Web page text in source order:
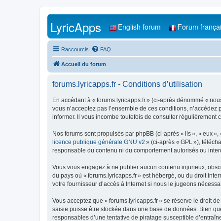
LyricApps English forum Forum
Raccourcis FAQ
Accueil du forum
forums.lyricapps.fr - Conditions d’utilisation
En accédant à « forums.lyricapps.fr » (ci-après dénommé «
vous n’acceptez pas l’ensemble de ces conditions,
informer. Il vous incombe toutefois de consulter
Nos forums sont propulsés par phpBB (ci-après « ils », « eux
licence publique générale GNU v2 » (ci-après « GPL »),
responsable du contenu ni du comportement autorisés ou
Vous vous engagez à ne publier aucun contenu injurieux,
du pays où « forums.lyricapps.fr » est hébergé, ou du droit
votre fournisseur d’accès à Internet si nous le jugeons
Vous acceptez que « forums.lyricapps.fr » se réserve le droit
saisie puisse être stockée dans une base de données. Bien
responsables d’une tentative de piratage susceptible